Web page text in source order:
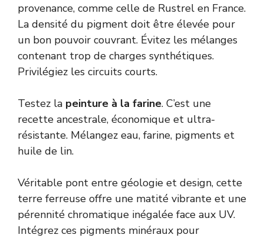
provenance, comme celle de Rustrel en France.
La densité du pigment doit être élevée pour
un bon pouvoir couvrant. Évitez les mélanges
contenant trop de charges synthétiques.
Privilégiez les circuits courts.
Testez la peinture à la farine. C’est une
recette ancestrale, économique et ultra-
résistante. Mélangez eau, farine, pigments et
huile de lin.
Véritable pont entre géologie et design, cette
terre ferreuse offre une matité vibrante et une
pérennité chromatique inégalée face aux UV.
Intégrez ces pigments minéraux pour